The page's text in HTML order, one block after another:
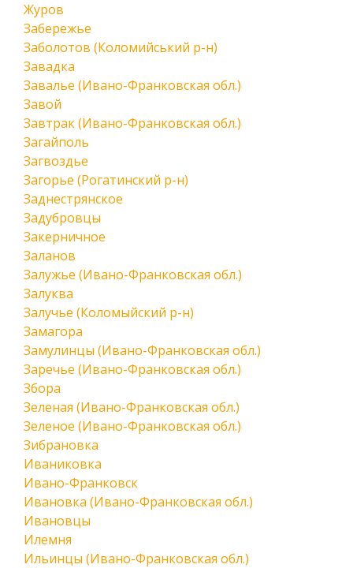
Журов
Забережье
Заболотов (Коломийський р-н)
Завадка
Завалье (Ивано-Франковская обл.)
Завой
Завтрак (Ивано-Франковская обл.)
Загайполь
Загвоздье
Загорье (Рогатинский р-н)
Заднестрянское
Задубровцы
Закерничное
Заланов
Залужье (Ивано-Франковская обл.)
Залуква
Залучье (Коломыйский р-н)
Замагора
Замулинцы (Ивано-Франковская обл.)
Заречье (Ивано-Франковская обл.)
Збора
Зеленая (Ивано-Франковская обл.)
Зеленое (Ивано-Франковская обл.)
Зибрановка
Иваниковка
Ивано-Франковск
Ивановка (Ивано-Франковская обл.)
Ивановцы
Илемня
Ильинцы (Ивано-Франковская обл.)